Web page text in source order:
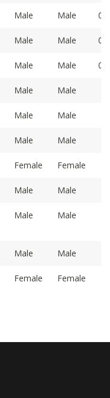
Male Male
Male Male
Male Male
Male Male
Male Male
Male Male
Female Female
Male Male
Male Male
Male Male
Female Female